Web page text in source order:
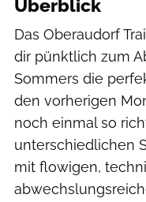
Überblick
Das Oberaudorf
dir pünktlich zum
Sommers die
den vorherigen
noch einmal so
unterschiedlichen
mit flowigen,